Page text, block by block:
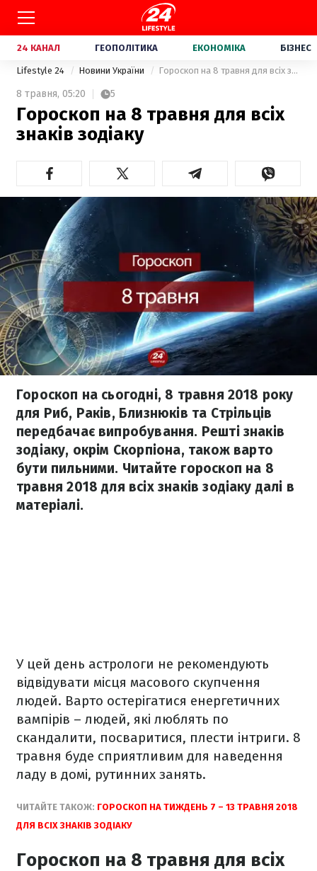
24 КАНАЛ ГЕОПОЛІТИКА ЕКОНОМІКА БІЗНЕС
Lifestyle 24 Новини України Гороскоп на 8 травня для всіх знаків зодіаку
8 травня, 05:20 5
Гороскоп на 8 травня для всіх
знаків зодіаку
Гороскоп на сьогодні, 8 травня 2018 року
для Риб, Раків, Близнюків та Стрільців
передбачає випробування. Решті знаків
зодіаку, окрім Скорпіона, також варто
бути пильними. Читайте гороскоп на 8
травня 2018 для всіх знаків зодіаку далі в
матеріалі.
У цей день астрологи не рекомендують
відвідувати місця масового скупчення
людей. Варто остерігатися енергетичних
вампірів – людей, які люблять по
скандалити, посваритися, плести інтриги. 8
травня буде сприятливим для наведення
ладу в домі, рутинних занять.
ЧИТАЙТЕ ТАКОЖ: ГОРОСКОП НА ТИЖДЕНЬ 7 – 13 ТРАВНЯ 2018
ДЛЯ ВСІХ ЗНАКІВ ЗОДІАКУ
Гороскоп на 8 травня для всіх